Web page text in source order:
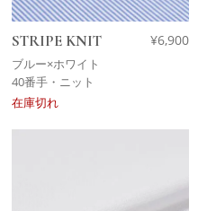
STRIPE KNIT
ブルー×ホワイト
¥6,900
40番手・ニット
在庫切れ